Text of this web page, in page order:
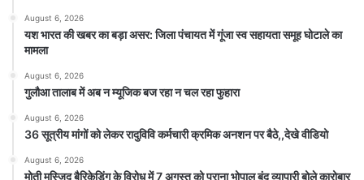
August 6, 2026
यश भारत की खबर का बड़ा असर: जिला पंचायत में गूंजा स्व सहायता समूह घोटाले का
मामला
August 6, 2026
गुलौआ तालाब में अब न म्यूजिक बज रहा न चल रहा फुहारा
August 6, 2026
36 सूत्रीय मांगों को लेकर रादुविवि कर्मचारी क्रमिक अनशन पर बैठे,,देखे वीडियो
August 6, 2026
मोती मस्जिद बैरिकेडिंग के विरोध में 7 अगस्त को पुराना भोपाल बंद व्यापारी बोले कारोबार